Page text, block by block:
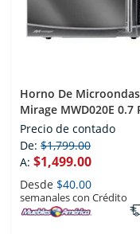
Horno De Microondas
Mirage MWD020E 0.7
Espejo
Precio de contado
De: $1,799.00
A: $1,499.00
Desde $40.00
semanales con Crédito